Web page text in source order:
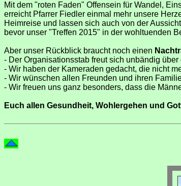
Mit dem "roten Faden" Offensein für Wandel,
erreicht Pfarrer Fiedler einmal mehr unsere
Heimreise und lassen sich auch von der
bevor unser "Treffen 2015" in der wohltuenden
Aber unser Rückblick braucht noch einen
- Der Organisationsstab freut sich unbändig
- Wir haben der Kameraden gedacht, die nicht
- Wir wünschen allen Freunden und ihren
- Wir freuen uns ganz besonders, dass die
Euch allen Gesundheit, Wohlergehen und